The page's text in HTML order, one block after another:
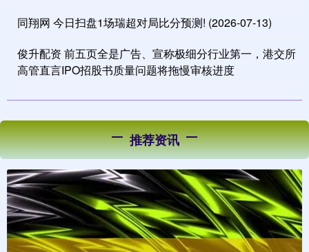
同翔网 今日扫盘1场瑞超对局比分预测! (2026-07-13)
俊升配资 前五页全是广告、宣称极细分行业第一，港交所
高管直言IPO招股书质量问题将拖慢审核进度
推荐资讯